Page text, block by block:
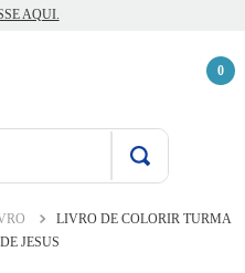
AQUI.
0
LIVRO DE COLORIR TURMA
JESUS
jesus santas chagas